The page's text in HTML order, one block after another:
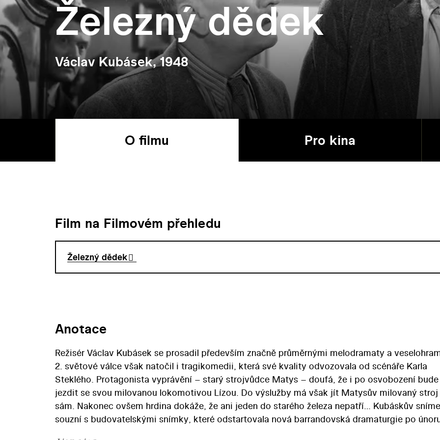
Železný dědek
Václav Kubásek, 1948
O filmu Pro kina
Film na Filmovém přehledu
Železný dědek
Anotace
Režisér Václav Kubásek se prosadil především značně průměrnými melodramaty a
2. světové válce však natočil i tragikomedii, která své kvality odvozovala od scénáře Karla
Steklého. Protagonista vyprávění – starý strojvůdce Matys – doufá, že i po osvobození bude
jezdit se svou milovanou lokomotivou Lízou. Do výslužby má však jít Matysův milovaný
sám. Nakonec ovšem hrdina dokáže, že ani jeden do starého železa nepatří… Kubáskův
souzní s budovatelskými snímky, které odstartovala nová barrandovská dramaturgie po